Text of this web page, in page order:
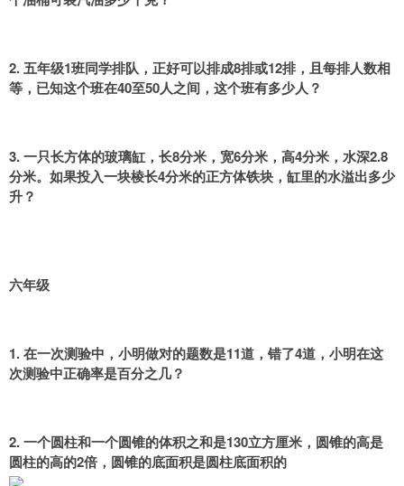
2. 五年级1班同学排队，正好可以排成8排或12排，且每排人数相
等，已知这个班在40至50人之间，这个班有多少人？
3. 一只长方体的玻璃缸，长8分米，宽6分米，高4分米，水深2.8
分米。如果投入一块棱长4分米的正方体铁块，缸里的水溢出多少
升？
六年级
1. 在一次测验中，小明做对的题数是11道，错了4道，小明在这
次测验中正确率是百分之几？
2. 一个圆柱和一个圆锥的体积之和是130立方厘米，圆锥的高是
圆柱的高的2倍，圆锥的底面积是圆柱底面积的